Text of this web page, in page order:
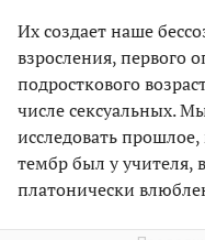
Их создает наше
взросления, первого
подросткового
числе сексуальных.
исследовать
тембр был у учителя,
платонически